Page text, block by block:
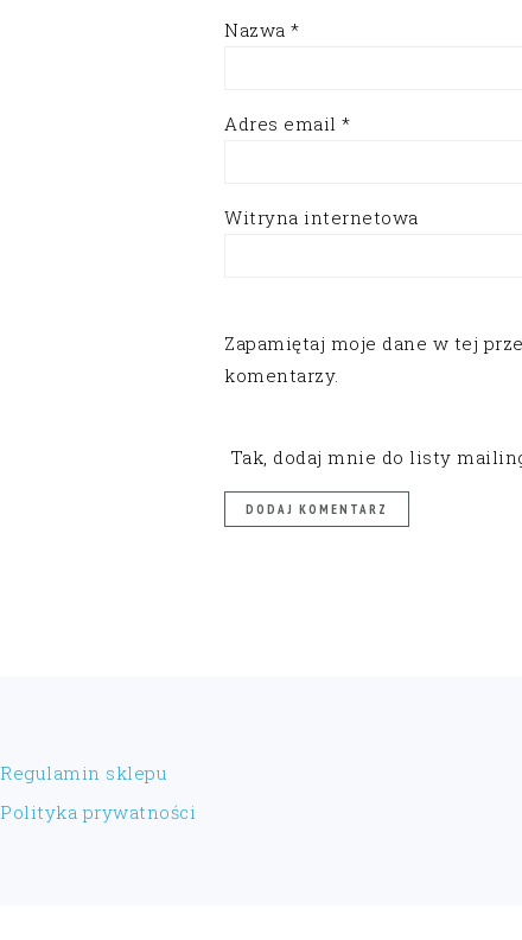
Nazwa *
Adres email *
Witryna internetowa
Zapamiętaj moje dane w tej
komentarzy.
Tak, dodaj mnie do listy
Regulamin sklepu
Polityka prywatności